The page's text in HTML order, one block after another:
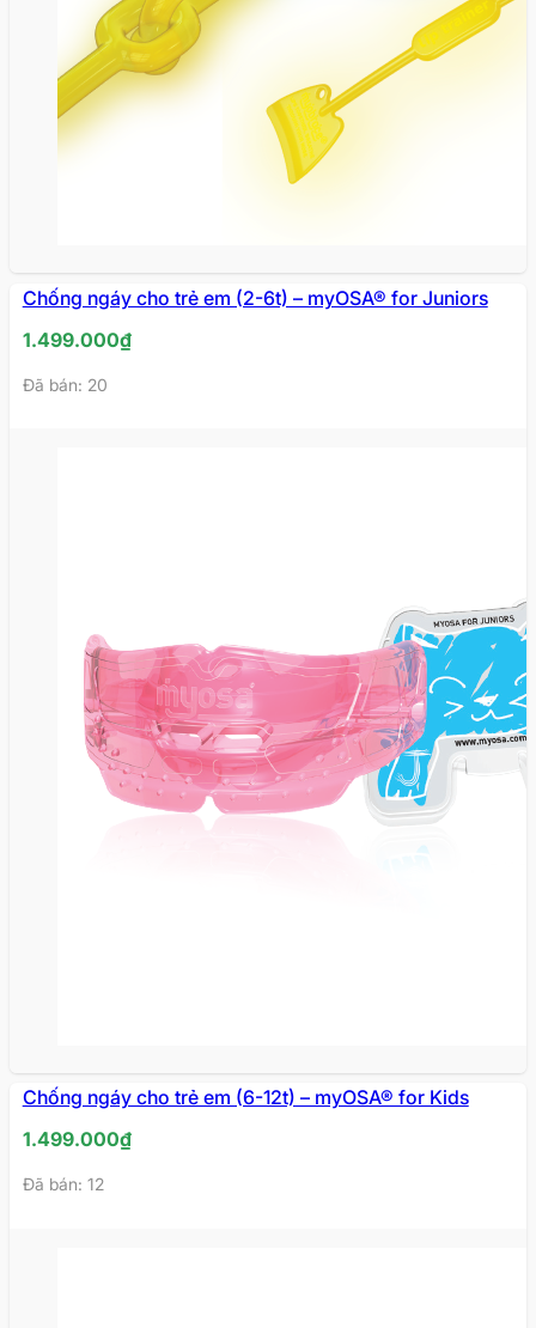
Chống ngáy cho trẻ em (2-6t) – myOSA® for Juniors
1.499.000₫
Đã bán: 20
Chống ngáy cho trẻ em (6-12t) – myOSA® for Kids
1.499.000₫
Đã bán: 12